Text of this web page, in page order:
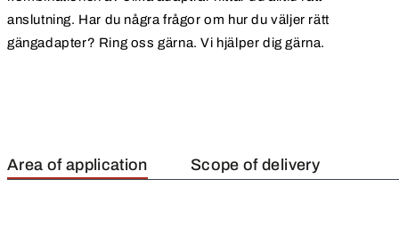
anslutning. Har du några frågor om hur du väljer rätt
gängadapter? Ring oss gärna. Vi hjälper dig gärna.
Area of application Scope of delivery